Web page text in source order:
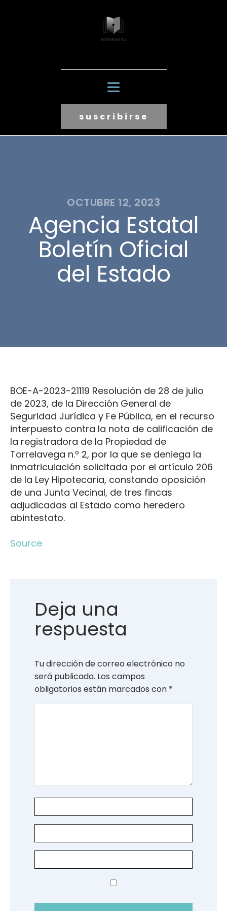
suscribirse
OCTUBRE 12, 2023
Agencia Estatal
Boletín Oficial
del Estado
BOE-A-2023-21119 Resolución de 28 de julio
de 2023, de la Dirección General de
Seguridad Jurídica y Fe Pública, en el recurso
interpuesto contra la nota de calificación de
la registradora de la Propiedad de
Torrelavega n.º 2, por la que se deniega la
inmatriculación solicitada por el artículo 206
de la Ley Hipotecaria, constando oposición
de una Junta Vecinal, de tres fincas
adjudicadas al Estado como heredero
abintestato.
Source
Deja una
respuesta
Tu dirección de correo electrónico no
será publicada. Los campos
obligatorios están marcados con *